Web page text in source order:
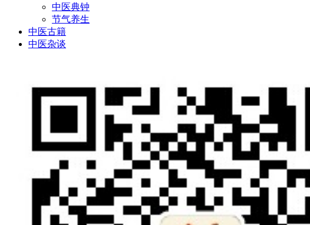
中医典钟
节气养生
中医古籍
中医杂谈